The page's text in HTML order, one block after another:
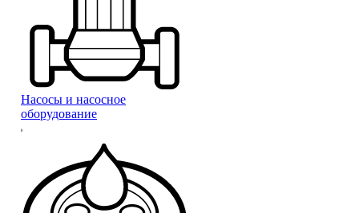
Насосы и насосное
оборудование